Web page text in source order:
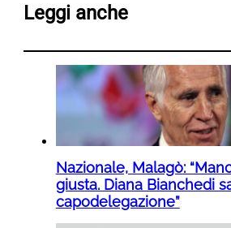
Leggi anche
Nazionale, Malagò:
giusta. Diana Bianchedi
capodelegazione”